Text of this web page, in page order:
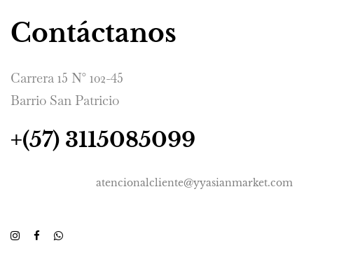
Contáctanos
Carrera 15 N° 102-45
Barrio San Patricio
+(57) 3115085099
atencionalcliente@yyasianmarket.com